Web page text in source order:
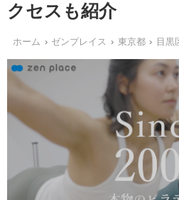
クセスも紹介
ホーム ゼンプレイス 東京都 目黒